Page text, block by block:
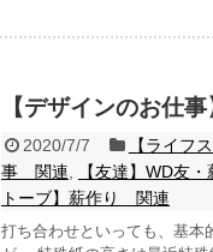
【デザインのお仕
2020/7/7 【ライフ
事 関連
【友達】WD友
トーブ】薪作り 関連
打ち合わせといっても、基本